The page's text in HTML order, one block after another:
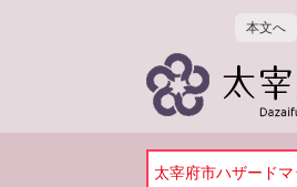
本文へ
太宰府市ハザード